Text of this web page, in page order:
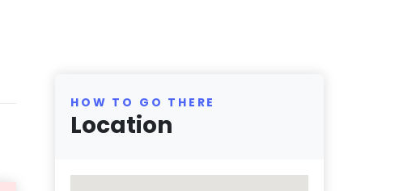
HOW TO GO THERE
Location